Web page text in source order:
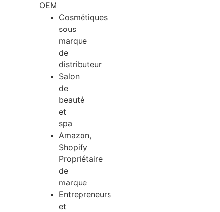
OEM
Cosmétiques
sous
marque
de
distributeur
Salon
de
beauté
et
spa
Amazon,
Shopify
Propriétaire
de
marque
Entrepreneurs
et